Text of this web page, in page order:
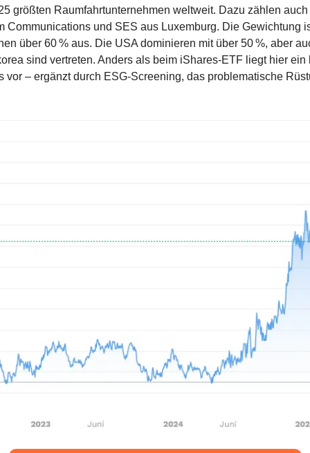
größten Raumfahrtunternehmen weltweit. Dazu zählen
Communications und SES aus Luxemburg. Die Gewichtung
über 60 % aus. Die USA dominieren mit über 50 %, aber
sind vertreten. Anders als beim iShares-ETF liegt hier ein
vor – ergänzt durch ESG-Screening, das problematische